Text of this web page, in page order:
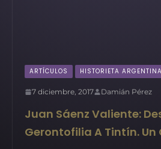
ARTÍCULOS HISTORIETA ARGENTINA
7 diciembre, 2017 Damián Pérez
Juan Sáenz Valiente:
Gerontofilia A Tintín. Un